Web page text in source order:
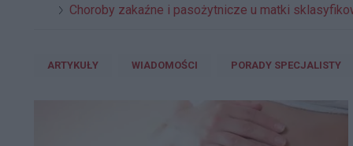
Choroby zakaźne i pasożytnicze u matki
ARTYKUŁY WIADOMOŚCI PORADY SPECJALISTY